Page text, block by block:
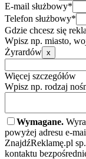
E-mail służbowy*
Telefon służbowy*
Gdzie chcesz się
Wpisz np. miasto,
Żyrardów x
Więcej szczegółów
Wpisz np. rodzaj
Wymagane.
powyżej adresu e-
ZnajdźReklamę.pl
kontaktu